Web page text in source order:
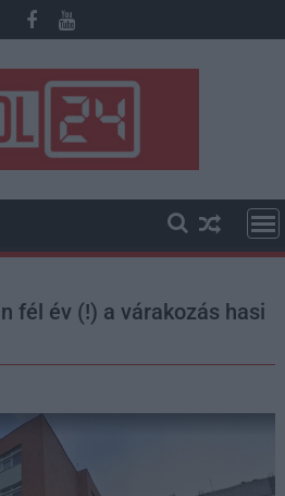
fél év (!) a várakozás hasi